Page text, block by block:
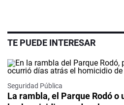
TE PUEDE INTERESAR
Seguridad Pública
La rambla, el Parque Rodó o